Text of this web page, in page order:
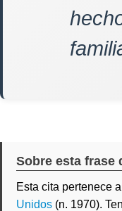
Sobre esta frase
Esta cita pertenece a
Unidos (n. 1970).